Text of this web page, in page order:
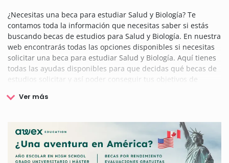
¿Necesitas una beca para estudiar Salud y Biología? Te
contamos toda la información que necesitas saber si estás
buscando becas de estudios para Salud y Biología. En nuestra
web encontrarás todas las opciones disponibles si necesitas
solicitar una beca para estudiar Salud y Biología. Aquí tienes
todas las ayudas disponibles para que decidas qué becas de
estudios solicitar y así poder conseguir tus objetivos de